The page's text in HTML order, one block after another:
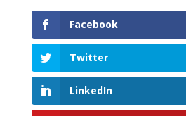
Facebook
Twitter
LinkedIn